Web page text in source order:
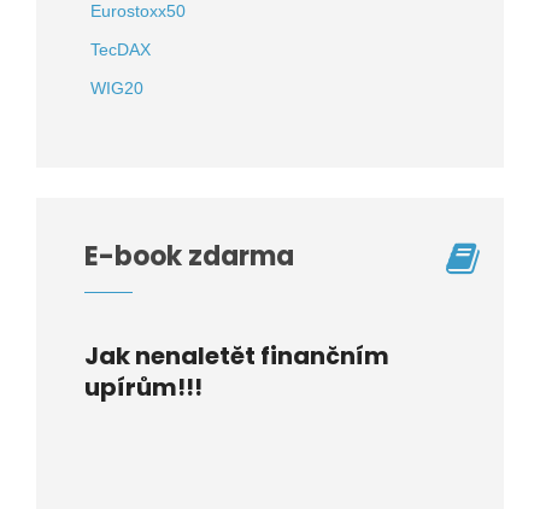
Eurostoxx50
TecDAX
WIG20
E-book zdarma
Jak nenaletět finančním
upírům!!!